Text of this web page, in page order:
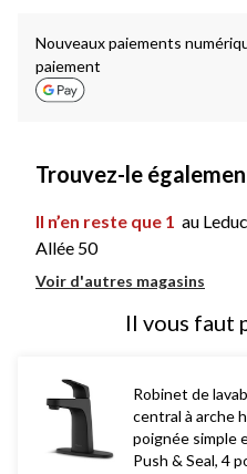
Nouveaux paiements
paiement
Trouvez-le
Il n’en reste que 1 au
Allée 50
Voir d'autres magasins
Il vous faut
Robinet de
central à arche
poignée simple
Push & Seal, 4